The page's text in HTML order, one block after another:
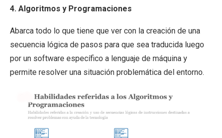
4. Algoritmos y Programaciones
Abarca todo lo que tiene que ver con la creación de una
secuencia lógica de pasos para que sea traducida luego
por un software específico a lenguaje de máquina y
permite resolver una situación problemática del entorno.